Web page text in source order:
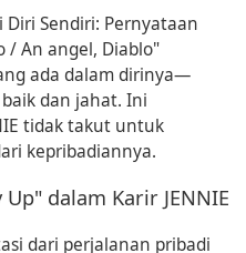
Sendiri: Pernyataan
/ An angel, Diablo"
ada dalam dirinya—
dan jahat. Ini
tidak takut untuk
kepribadiannya.
dalam Karir JENNIE
dari perjalanan pribadi